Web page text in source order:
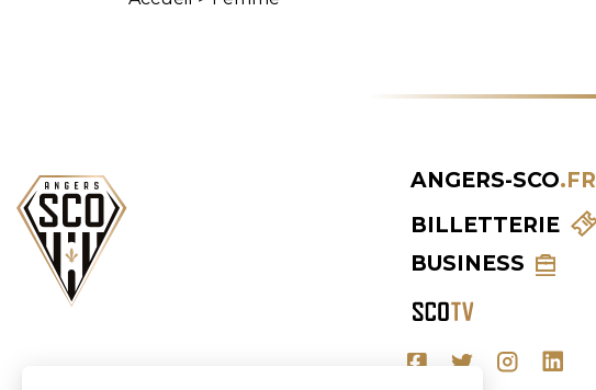
ANGERS-SCO.FR
BILLETTERIE
BUSINESS